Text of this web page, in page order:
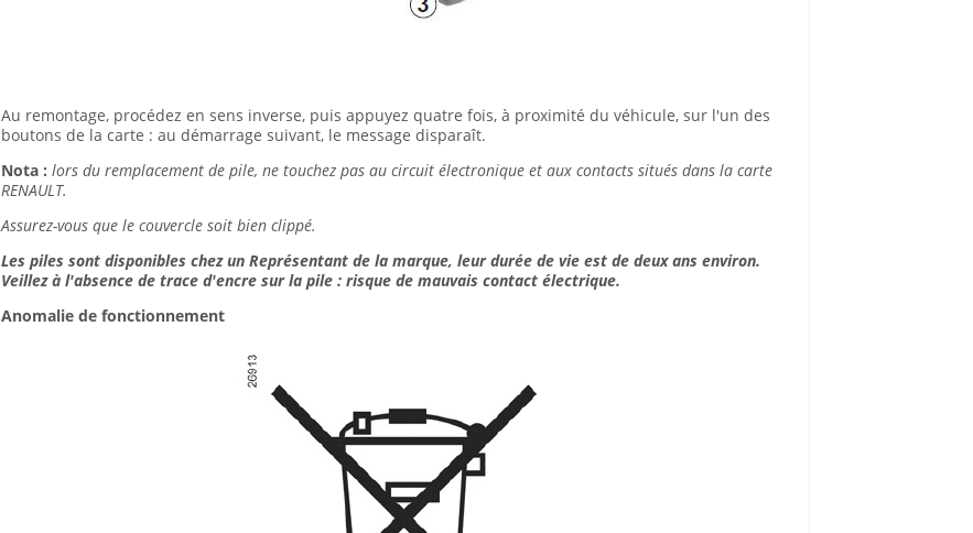
Au remontage, procédez en sens inverse, puis appuyez quatre fois, à proximité du véhicule, sur l'un des
boutons de la carte : au démarrage suivant, le message disparaît.
Nota : lors du remplacement de pile, ne touchez pas au circuit électronique et aux contacts situés dans la carte
RENAULT.
Assurez-vous que le couvercle soit bien clippé.
Les piles sont disponibles chez un Représentant de la marque, leur durée de vie est de deux ans environ.
Veillez à l'absence de trace d'encre sur la pile : risque de mauvais contact électrique.
Anomalie de fonctionnement